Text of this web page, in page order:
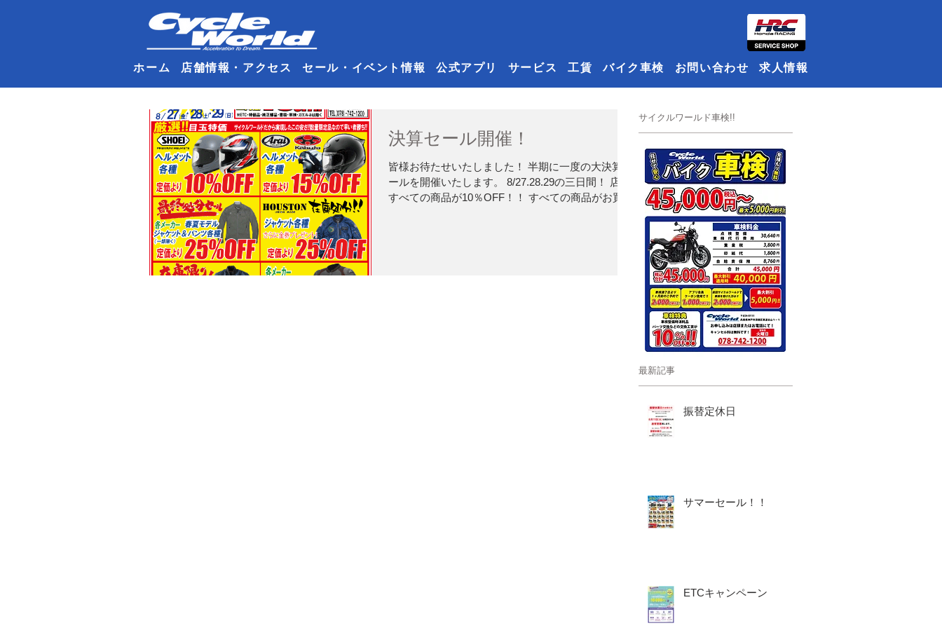
ホーム 店舗情報・アクセス セール・イベント情報 公式アプリ サービス 工賃 バイク車検 お問い合わせ 求人情報
決算セール開催！
皆様お待たせいたしました！ 半期に一度の大決算セ
ールを開催いたします。 8/27.28.29の三日間！ 店内
すべての商品が10％OFF！！ すべての商品がお買い
​サイクルワールド車検!!
最新記事
振替定休日
サマーセール！！
ETCキャンペーン